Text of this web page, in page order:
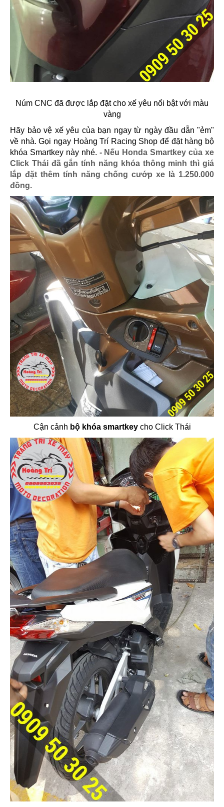
Núm CNC đã được lắp đặt cho xế yêu nổi bật với màu
vàng
Hãy bảo vệ xế yêu của bạn ngay từ ngày đầu dẫn "ẻm"
về nhà. Gọi ngay Hoàng Trí Racing Shop để đặt hàng bộ
khóa Smartkey này nhé. - Nếu Honda Smartkey của xe
Click Thái đã gắn tính năng khóa thông minh thì giá
lắp đặt thêm tính năng chống cướp xe là 1.250.000
đồng.
Cận cảnh bộ khóa smartkeycho Click Thái